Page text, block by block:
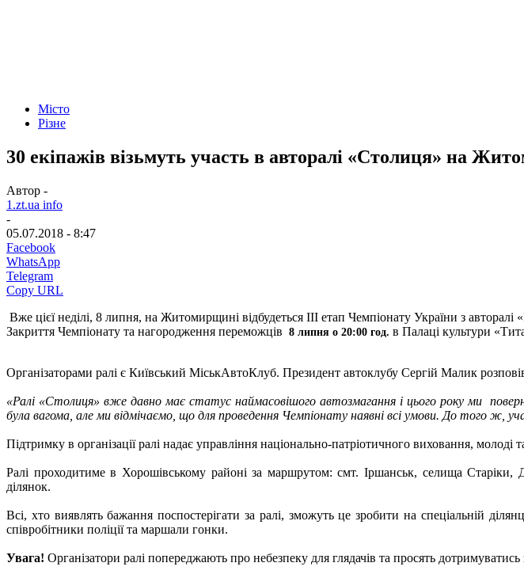
Місто
Різне
30 екіпажів візьмуть участь в авторалі «Столиця» на
Автор -
1.zt.ua info
-
05.07.2018 - 8:47
Facebook
WhatsApp
Telegram
Copy URL
Вже цієї неділі, 8 липня, на Житомирщині відбудеться ІІІ етап Чемпіонату України з
Закриття Чемпіонату та нагородження переможців 8 липня о 20:00 год. в Палаці культури
Організаторами ралі є Київський МіськАвтоКлуб. Президент автоклубу Сергій Малик
«Ралі «Столиця» вже давно має статус наймасовішого автозмагання і цього року ми
була вагома, але ми відмічаємо, що для проведення Чемпіонату наявні всі умови. До того ж,
Підтримку в організації ралі надає управління національно-патріотичного виховання,
Ралі проходитиме в Хорошівському районі за маршрутом: смт. Іршанськ, селища
ділянок.
Всі, хто виявлять бажання поспостерігати за ралі, зможуть це зробити на спеціальній
співробітники поліції та маршали гонки.
Увага! Організатори ралі попереджають про небезпеку для глядачів та просять дотримуватись